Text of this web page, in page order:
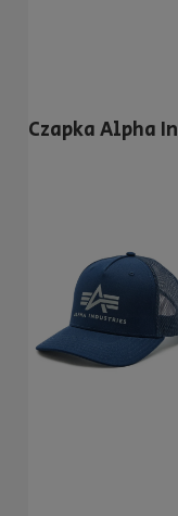
Czapka Alpha